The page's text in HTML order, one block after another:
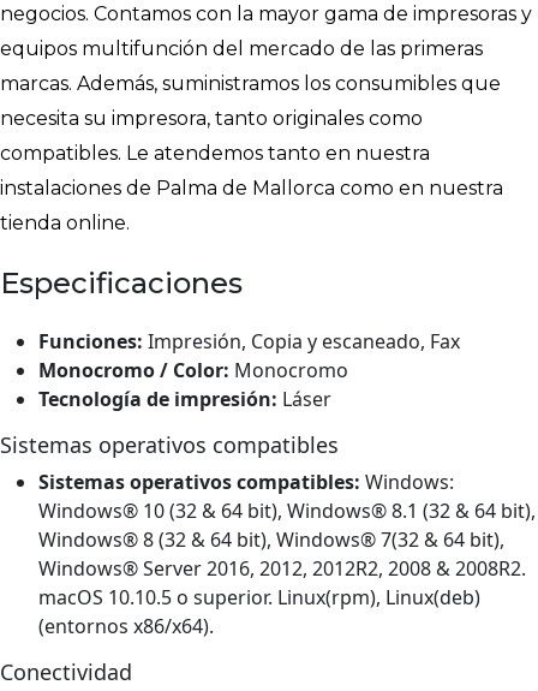
negocios. Contamos con la mayor gama de impresoras y
equipos multifunción del mercado de las primeras
marcas. Además, suministramos los consumibles que
necesita su impresora, tanto originales como
compatibles. Le atendemos tanto en nuestra
instalaciones de Palma de Mallorca como en nuestra
tienda online.
Especificaciones
Funciones: Impresión, Copia y escaneado, Fax
Monocromo / Color: Monocromo
Tecnología de impresión: Láser
Sistemas operativos compatibles
Sistemas operativos compatibles: Windows:
Windows® 10 (32 & 64 bit), Windows® 8.1 (32 & 64 bit),
Windows® 8 (32 & 64 bit), Windows® 7(32 & 64 bit),
Windows® Server 2016, 2012, 2012R2, 2008 & 2008R2.
macOS 10.10.5 o superior. Linux(rpm), Linux(deb)
(entornos x86/x64).
Conectividad